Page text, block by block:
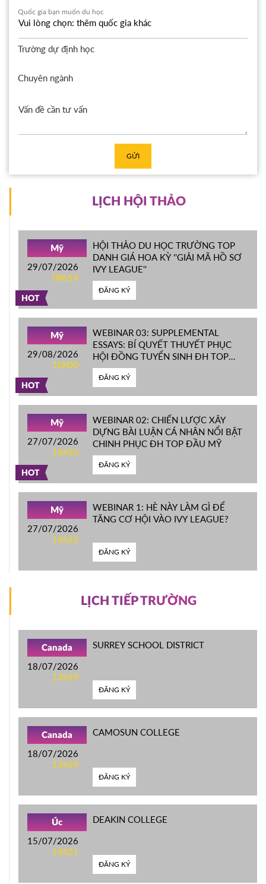
Quốc gia bạn muốn du học
Trường dự định học
Chuyên ngành
GỬI
LỊCH HỘI THẢO
HOT
Mỹ
29/07/2026
08h54
HỘI THẢO DU HỌC TRƯỜNG TOP
DANH GIÁ HOA KỲ ''GIẢI MÃ HỒ SƠ
IVY LEAGUE''
ĐĂNG KÝ
HOT
Mỹ
29/08/2026
10h00
WEBINAR 03: SUPPLEMENTAL
ESSAYS: BÍ QUYẾT THUYẾT PHỤC
HỘI ĐỒNG TUYỂN SINH ĐH TOP
ĐẦU MỸ
ĐĂNG KÝ
HOT
Mỹ
27/07/2026
16h10
WEBINAR 02: CHIẾN LƯỢC XÂY
DỰNG BÀI LUẬN CÁ NHÂN NỔI BẬT
CHINH PHỤC ĐH TOP ĐẦU MỸ
ĐĂNG KÝ
Mỹ
27/07/2026
16h22
WEBINAR 1: HÈ NÀY LÀM GÌ ĐỂ
TĂNG CƠ HỘI VÀO IVY LEAGUE?
ĐĂNG KÝ
LỊCH TIẾP TRƯỜNG
Canada
18/07/2026
13h59
SURREY SCHOOL DISTRICT
ĐĂNG KÝ
Canada
18/07/2026
13h59
CAMOSUN COLLEGE
ĐĂNG KÝ
Úc
15/07/2026
14h21
DEAKIN COLLEGE
ĐĂNG KÝ